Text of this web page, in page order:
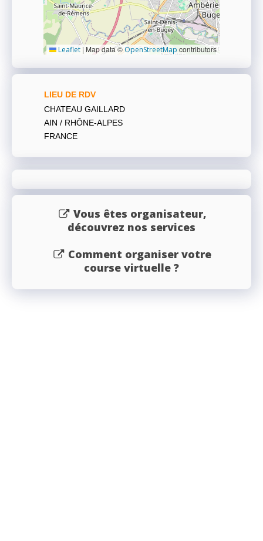
Leaflet | Map data ©OpenStreetMap contributors
LIEU DE RDV
CHATEAU GAILLARD
AIN / RHÔNE-ALPES
FRANCE
Vous êtes organisateur,
découvrez nos services
Comment organiser votre
course virtuelle ?